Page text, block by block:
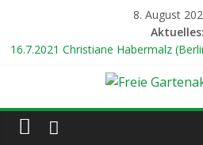
springen
8. August
Aktuelles:
16.7.2021 Christiane Habermalz
24.7.2021 Prof. Dr. Gert Gröning
8.8.2021 Dr. Renate Hücking
Gärten der Welt“
Freie